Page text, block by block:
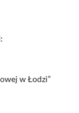
w Łodzi”